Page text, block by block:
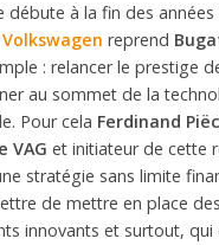
débute à la fin des
Volkswagen reprend
: relancer le prestige
au sommet de la
Pour cela Ferdinand
VAG et initiateur de cette
stratégie sans limite
de mettre en place des
innovants et surtout, qui